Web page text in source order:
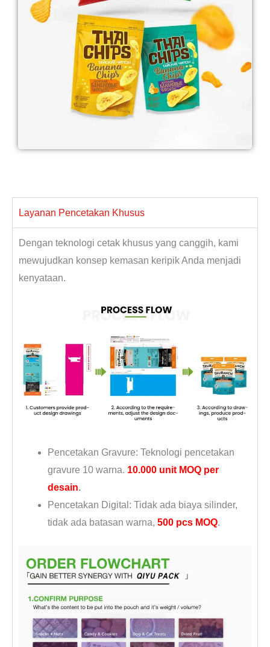
Layanan Pencetakan Khusus
Dengan teknologi cetak khusus yang canggih, kami
mewujudkan konsep kemasan keripik Anda menjadi
kenyataan.
Pencetakan Gravure: Teknologi pencetakan
gravure 10 warna. 10.000 unit MOQ per
desain.
Pencetakan Digital: Tidak ada biaya silinder,
tidak ada batasan warna, 500 pcs MOQ.